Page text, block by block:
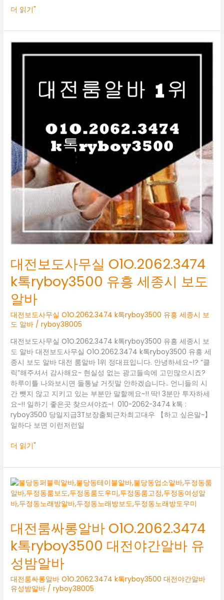
실
더 읽기"
대전보도사무실 O1O.2062.3474
k톡ryboy3500 유흥 세종시 보도
알바
대전보도사무실 O1O.2062.3474 k톡ryboy3500 유흥 세종시 보
도 알바 /ryboy38005
대전보도사무실 O1O.2062.3474 k톡ryboy3500 유흥 세종시 보
도 알바 대전보도사무실 O1O.2062.3474 k톡ryboy3500 유흥 세
종시 보도 알바 대전 룸알바 1위 정대표입니다. 안녕하세요~!? “클
릭”해주셔서 감사해요~ 현실성 없는 광고들속에 고민많으시죠?
하루이틀 나와보시면 들통날 거짓말 안하겠습니다.. 언니들의 시
간 뺏지 않고 지키고 있는 부분만 말할께요~!! 딱! 3분만 투자하세
요~!! 일하기 좋은곳 찾으셔야죠~! 010-2062-3474 k톡 :
ryboy3500 당일지급3T보장출퇴근차최고대우 【하고 싶은말~】
일하다 보면 이런저런일
대
톡
ryboy3500
유
흥
세
종
도
바
더 읽기"
대전룸싸롱알바 O1O.2062.3474
k톡ryboy3500 대전야간알바 유
성밤알바
대전룸싸롱알바 O1O.2062.3474 k톡ryboy3500 대전야간알바
유성밤알바 /ryboy38005
대
전
룸
롱
바
O1O.2062.3474
k
톡
ryboy3500